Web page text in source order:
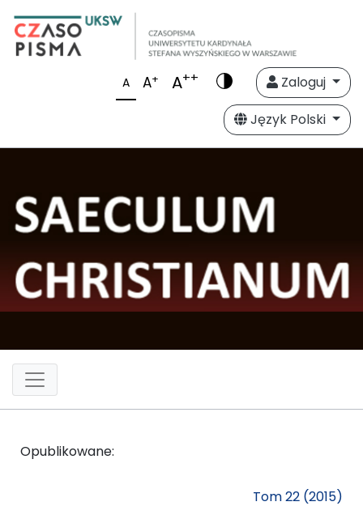
A A+ A++
Zaloguj
Język Polski
Opublikowane:
Tom 22 (2015)